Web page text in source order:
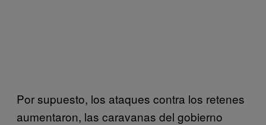
Por supuesto, los ataques contra los retenes
aumentaron, las caravanas del gobierno